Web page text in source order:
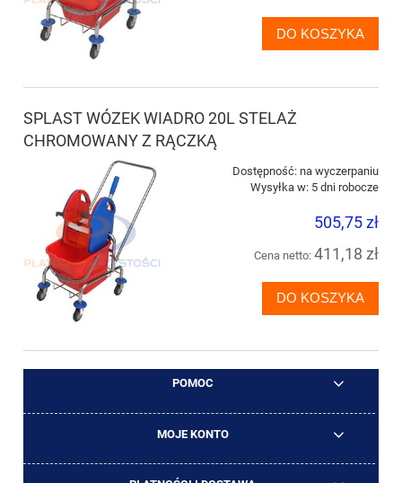
DO KOSZYKA
SPLAST WÓZEK WIADRO 20L STELAŻ
CHROMOWANY Z RĄCZKĄ
Dostępność: na wyczerpaniu
Wysyłka w: 5 dni robocze
505,75 zł
Cena netto: 411,18 zł
DO KOSZYKA
POMOC
MOJE KONTO